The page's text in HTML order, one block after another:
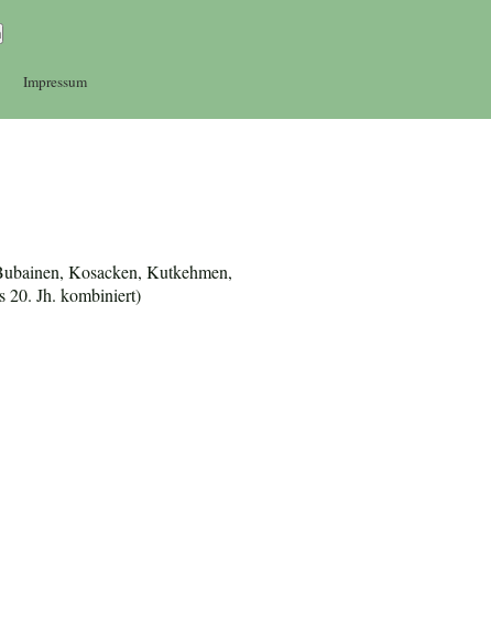
Impressum
Kosacken, Kutkehmen,
20. Jh. kombiniert)